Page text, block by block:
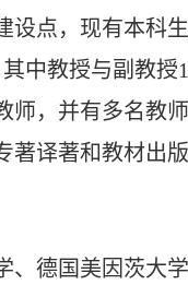
设点，现有本科
中教授与副教授
，并有多名教
译著和教材出
、 德国美因茨大